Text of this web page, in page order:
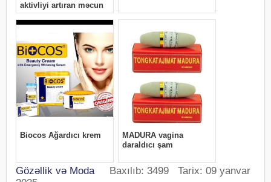
Gözəllik və ModaBaxılıb: 3499 Tarix: 09 yanvar